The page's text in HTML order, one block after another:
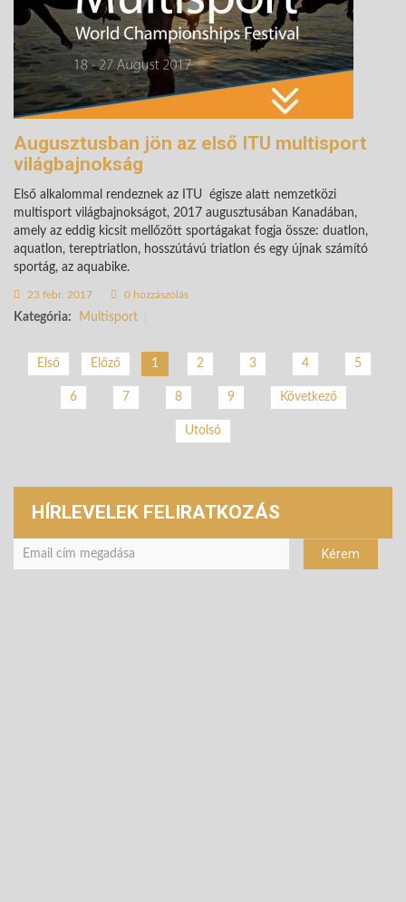
Augusztusban jön az első ITU multisport
világbajnokság
Első alkalommal rendeznek az ITU égisze alatt nemzetközi
multisport világbajnokságot, 2017 augusztusában Kanadában,
amely az eddig kicsit mellőzött sportágakat fogja össze: duatlon,
aquatlon, tereptriatlon, hosszútávú triatlon és egy újnak számító
sportág, az aquabike.
23 febr. 2017 0 hozzászólás
Kategória: Multisport
Első Előző 1 2 3 4 5
6 7 8 9 Következő
Utolsó
HÍRLEVELEK FELIRATKOZÁS